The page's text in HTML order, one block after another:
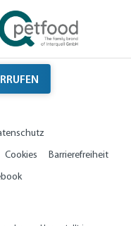
Cookies
Barrierefreiheit